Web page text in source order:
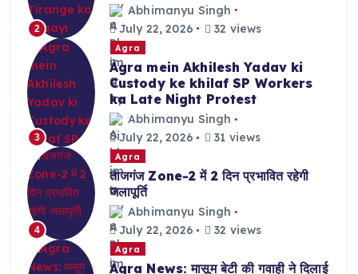
2
Abhimanyu Singh
July 22, 2026
32 views
3
Agra
Agra mein Akhilesh Yadav ki
Custody ke khilaf SP Workers
ka Late Night Protest
Abhimanyu Singh
July 22, 2026
31 views
4
Agra
ताजगंज Zone-2 में 2 दिन प्रभावित रहेगी
जलापूर्ति
Abhimanyu Singh
July 22, 2026
32 views
Agra
Agra News: मासूम बेटी की गवाही ने दिलाई